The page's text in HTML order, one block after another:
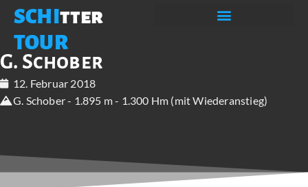
SCHItter
TOUR
G. Schober
12. Februar 2018
G. Schober - 1.895 m - 1.300 Hm (mit Wiederanstieg)